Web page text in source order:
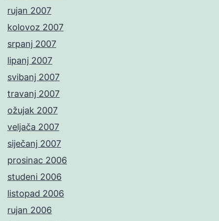
rujan 2007
kolovoz 2007
srpanj 2007
lipanj 2007
svibanj 2007
travanj 2007
ožujak 2007
veljača 2007
siječanj 2007
prosinac 2006
studeni 2006
listopad 2006
rujan 2006